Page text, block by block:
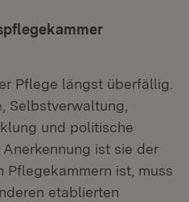
Pflege längst überfällig.
Selbstverwaltung,
und politische
ist sie der
Pflegekammern ist, muss
etablierten